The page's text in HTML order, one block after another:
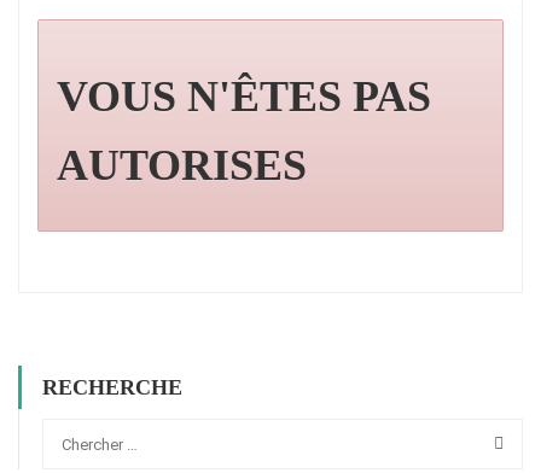
VOUS N'ÊTES PAS
AUTORISES
RECHERCHE